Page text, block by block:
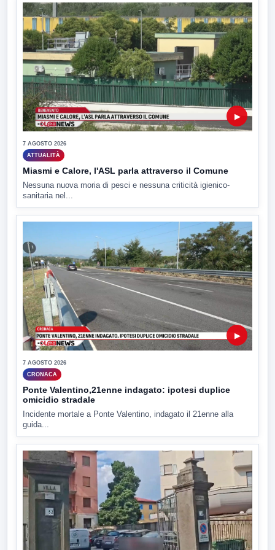
▶
7 AGOSTO 2026
ATTUALITÀ
Miasmi e Calore, l'ASL parla attraverso il Comune
Nessuna nuova moria di pesci e nessuna criticità igienico-
sanitaria nel...
▶
7 AGOSTO 2026
CRONACA
Ponte Valentino,21enne indagato: ipotesi duplice
omicidio stradale
Incidente mortale a Ponte Valentino, indagato il 21enne alla
guida...